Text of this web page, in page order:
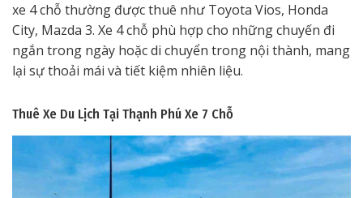
xe 4 chỗ thường được thuê như Toyota Vios, Honda
City, Mazda 3. Xe 4 chỗ phù hợp cho những chuyến đi
ngắn trong ngày hoặc di chuyển trong nội thành, mang
lại sự thoải mái và tiết kiệm nhiên liệu.
Thuê Xe Du Lịch Tại Thạnh Phú Xe 7 Chỗ